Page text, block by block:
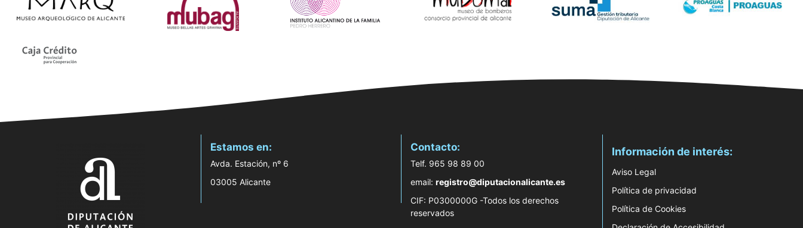
Estamos en:
Avda. Estación, nº 6
03005 Alicante
Contacto:
Telf. 965 98 89 00
email: registro@diputacionalicante.es
CIF: P0300000G -Todos los derechos
reservados
Información de interés:
Aviso Legal
Política de privacidad
Política de Cookies